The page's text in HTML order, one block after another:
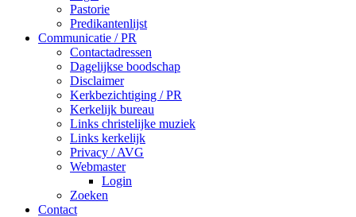
Pastorie
Predikantenlijst
Communicatie / PR
Contactadressen
Dagelijkse boodschap
Disclaimer
Kerkbezichtiging / PR
Kerkelijk bureau
Links christelijke muziek
Links kerkelijk
Privacy / AVG
Webmaster
Login
Zoeken
Contact